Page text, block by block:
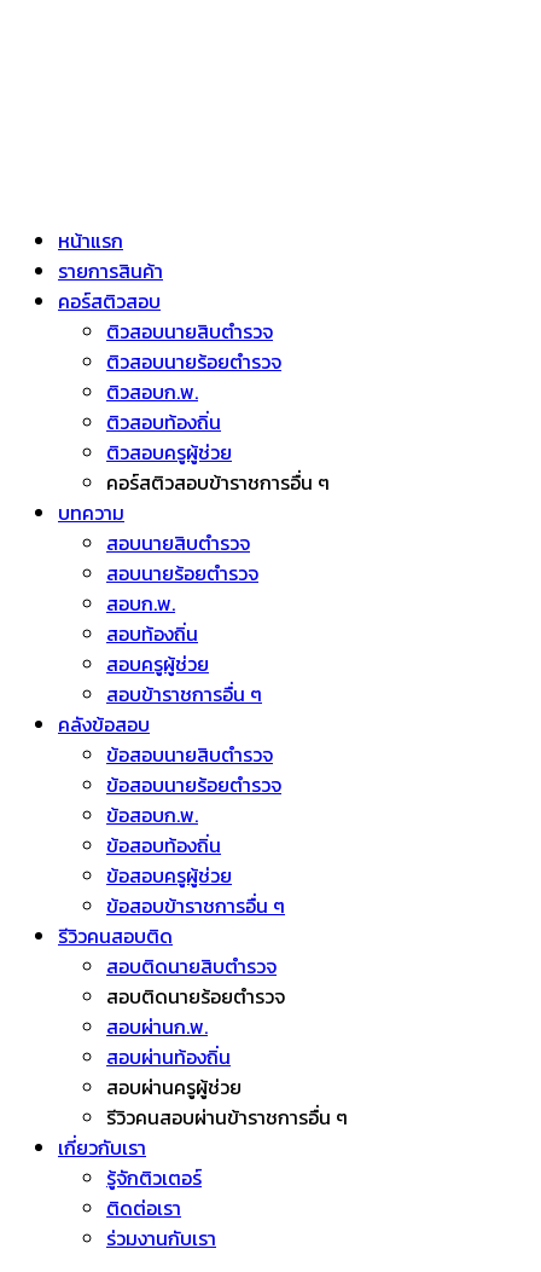
หน้าแรก
รายการสินค้า
คอร์สติวสอบ
ติวสอบนายสิบตำรวจ
ติวสอบนายร้อยตำรวจ
ติวสอบก.พ.
ติวสอบท้องถิ่น
ติวสอบครูผู้ช่วย
คอร์สติวสอบข้าราชการอื่น ๆ
บทความ
สอบนายสิบตำรวจ
สอบนายร้อยตำรวจ
สอบก.พ.
สอบท้องถิ่น
สอบครูผู้ช่วย
สอบข้าราชการอื่น ๆ
คลังข้อสอบ
ข้อสอบนายสิบตำรวจ
ข้อสอบนายร้อยตำรวจ
ข้อสอบก.พ.
ข้อสอบท้องถิ่น
ข้อสอบครูผู้ช่วย
ข้อสอบข้าราชการอื่น ๆ
รีวิวคนสอบติด
สอบติดนายสิบตำรวจ
สอบติดนายร้อยตำรวจ
สอบผ่านก.พ.
สอบผ่านท้องถิ่น
สอบผ่านครูผู้ช่วย
รีวิวคนสอบผ่านข้าราชการอื่น ๆ
เกี่ยวกับเรา
รู้จักติวเตอร์
ติดต่อเรา
ร่วมงานกับเรา